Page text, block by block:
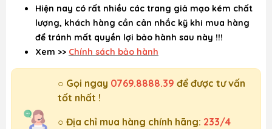
Hiện nay có rất nhiều các trang giả mạo kém chất
lượng, khách hàng cần cân nhắc kỹ khi mua hàng
để tránh mất quyền lợi bảo hành sau này !!!
Xem >> Chính sách bảo hành
○ Gọi ngay 0769.8888.39 để được tư vấn
tốt nhất !
○ Địa chỉ mua hàng chính hãng: 233/4